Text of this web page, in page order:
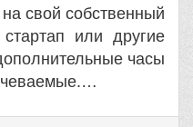
свой собственный
или другие
часы